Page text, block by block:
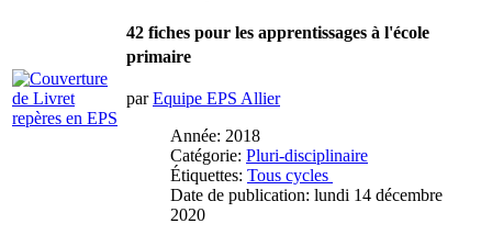
42 fiches pour les apprentissages à l'école
primaire
parEquipe EPS Allier
Année: 2018
Catégorie: Pluri-disciplinaire
Étiquettes: Tous cycles
Date de publication: lundi 14 décembre
2020